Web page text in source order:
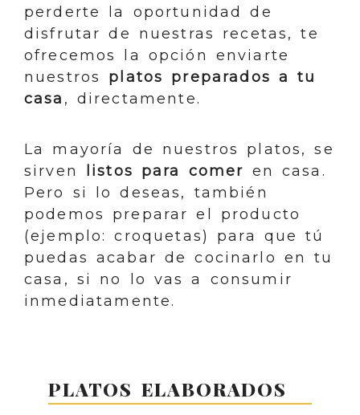
perderte la oportunidad de
disfrutar de nuestras recetas, te
ofrecemos la opción enviarte
nuestros platos preparados a tu
casa , directamente.
La mayoría de nuestros platos, se
sirven
listos para comer en casa.
Pero si lo deseas, también
podemos preparar el producto
(ejemplo: croquetas) para que tú
puedas acabar de cocinarlo en tu
casa, si no lo vas a consumir
inmediatamente.
PLATOS ELABORADOS